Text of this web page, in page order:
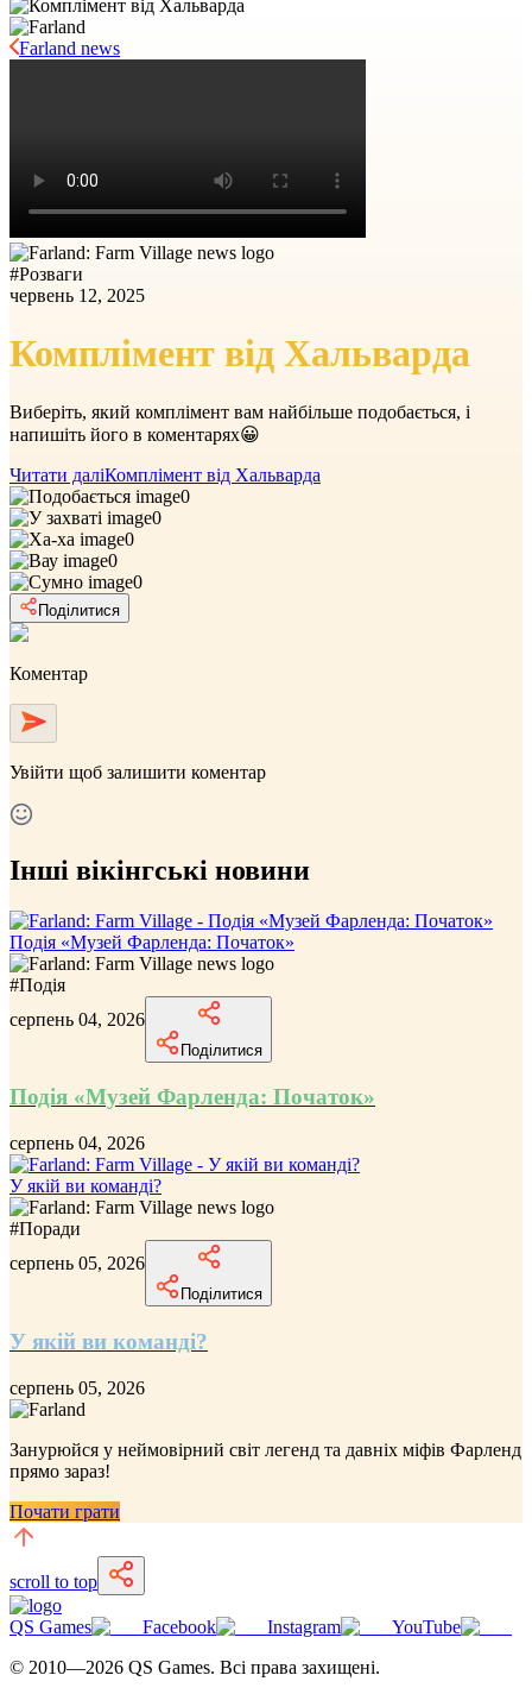
Farland news
#Розваги
червень 12, 2025
Комплімент від Хальварда
Виберіть, який комплімент вам найбільше подобається, і
напишіть його в коментарях😀
Читати даліКомплімент від Хальварда
0
0
0
0
0
Поділитися
Коментар
Увійти щоб залишити коментар
Інші вікінгські новини
Подія «Музей Фарленда: Початок»
#Подія
серпень 04, 2026
Поділитися
Подія «Музей Фарленда: Початок»
серпень 04, 2026
У якій ви команді?
#Поради
серпень 05, 2026
Поділитися
У якій ви команді?
серпень 05, 2026
Занурюйся у неймовірний світ легенд та давніх міфів Фарленд
прямо зараз!
Почати грати
scroll to top
QS Games Facebook Instagram
YouTube
© 2010—2026 QS Games. Всі права захищені.